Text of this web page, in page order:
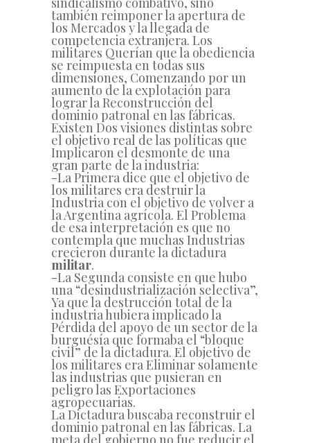
también reimponer la apertura de
los Mercados y la llegada de
competencia extranjera. Los
militares Querían que la obediencia
se reimpuesta en todas sus
dimensiones, Comenzando por un
aumento de la explotación para
lograr la Reconstrucción del
dominio patronal en las fábricas.
Existen Dos visiones distintas sobre
el objetivo real de las políticas que
Implicaron el desmonte de una
gran parte de la industria:
-La Primera dice que el objetivo de
los militares era destruir la
Industria con el objetivo de volver a
la Argentina agrícola. El Problema
de esa interpretación es que no
contempla que muchas Industrias
crecieron durante la dictadura
militar.
-La Segunda consiste en que hubo
una “desindustrialización selectiva”,
Ya que la destrucción total de la
industria hubiera implicado la
Pérdida del apoyo de un sector de la
burguésía que formaba el “bloque
civil” de la dictadura. El objetivo de
los militares era Eliminar solamente
las industrias que pusieran en
peligro las Exportaciones
agropecuarias.
La Dictadura buscaba reconstruir el
dominio patronal en las fábricas. La
meta del gobierno no fue reducir el